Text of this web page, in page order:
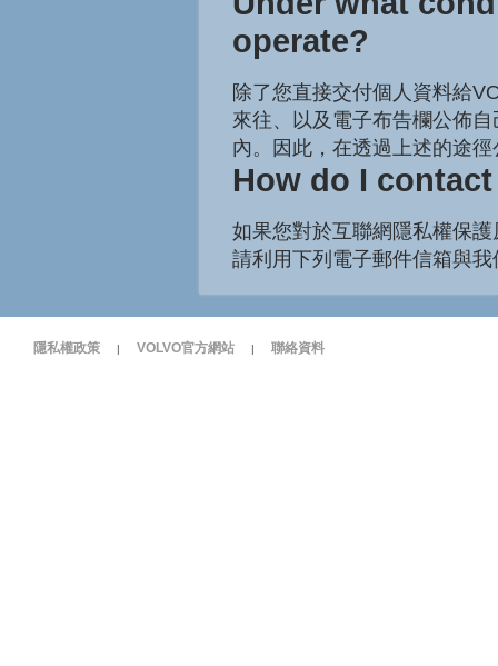
operate?
除了您直接交付個人資料給
來往、以及電子布告欄公佈
內。因此，在透過上述的途
How do I
如果您對於互聯網隱私權保
請利用下列電子郵件信箱與我
隱私權政策 | VOLVO官方網站 | 聯絡資料